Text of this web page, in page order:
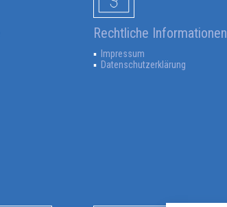
Rechtliche Informationen
Impressum
Datenschutzerklärung